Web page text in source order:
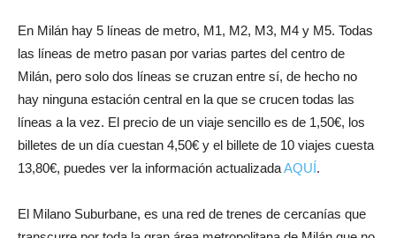
En Milán hay 5 líneas de metro, M1, M2, M3, M4 y M5. Todas
las líneas de metro pasan por varias partes del centro de
Milán, pero solo dos líneas se cruzan entre sí, de hecho no
hay ninguna estación central en la que se crucen todas las
líneas a la vez. El precio de un viaje sencillo es de 1,50€, los
billetes de un día cuestan 4,50€ y el billete de 10 viajes cuesta
13,80€, puedes ver la información actualizadaAQUÍ.
El Milano Suburbane, es una red de trenes de cercanías que